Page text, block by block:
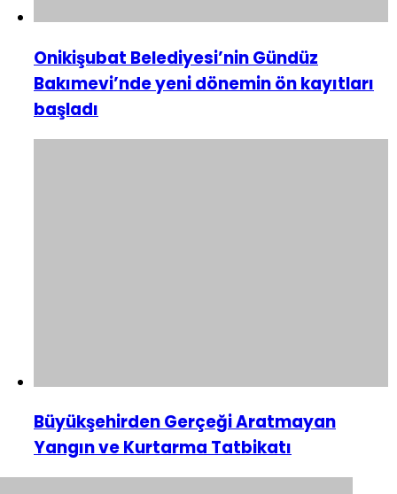
Onikişubat Belediyesi’nin Gündüz
Bakımevi’nde yeni dönemin ön kayıtları
başladı
Büyükşehirden Gerçeği Aratmayan
Yangın ve Kurtarma Tatbikatı